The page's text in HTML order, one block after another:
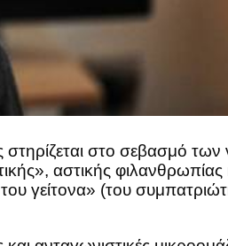
στηρίζεται στο σεβασμό
αστικής φιλανθρωπίας
γείτονα» (του